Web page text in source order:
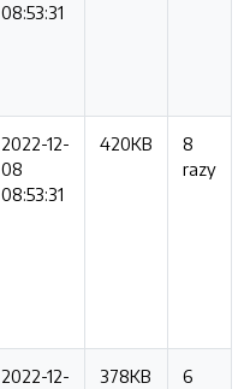
08:53:31
2022-12-
08
08:53:31
420KB
8
razy
2022-12-
378KB
6